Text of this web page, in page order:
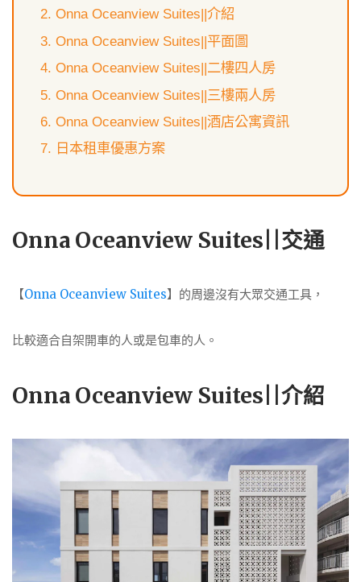
Onna Oceanview Suites||介紹
Onna Oceanview Suites||平面圖
Onna Oceanview Suites||二樓四人房
Onna Oceanview Suites||三樓兩人房
Onna Oceanview Suites||酒店公寓資訊
日本租車優惠方案
Onna Oceanview Suites||交通
【Onna Oceanview Suites】的周邊沒有大眾交通工具，
比較適合自架開車的人或是包車的人。
Onna Oceanview Suites||介紹